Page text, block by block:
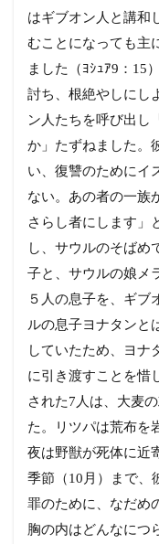
はギブオン人と講和
むことになっても主
ました（ﾖｼｭｱ9：15
討ち、根絶やしにし
ン人たちを呼び出し
か」たずねました。
い、復讐のためにイ
ない。あの者の一族
さらし者にします」
し、サウルのそばめ
子と、サウルの娘メ
５人の息子を、ギブ
ルの息子ヨナタンと
していたため、ヨナ
に引き渡すことを惜
された7人は、大麦
た。リツパは荒布を
夜は野獣が死体に近
季節（10月）まで、
罪のために、なだめ
胸の内はどんなにつ